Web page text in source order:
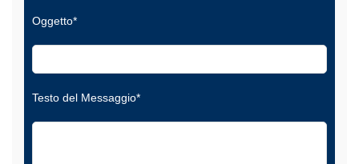
Oggetto*
Testo del Messaggio*